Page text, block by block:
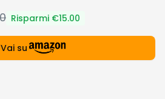
Risparmi €15.00
Vai su